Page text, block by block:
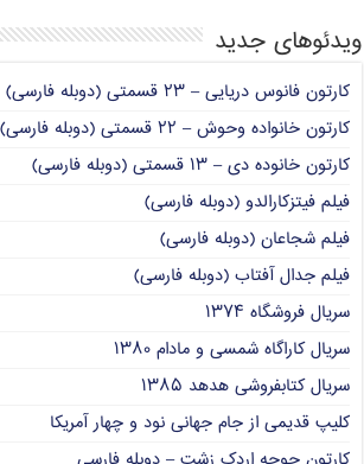
ویدئوهای جدید
کارتون فانوس دریایی – ۲۳ قسمتی (دوبله فارسی)
کارتون خانواده وحوش – ۲۲ قسمتی (دوبله فارسی)
کارتون خانوده دی – ۱۳ قسمتی (دوبله فارسی)
فیلم فیتزکارالدو (دوبله فارسی)
فیلم شجاعان (دوبله فارسی)
فیلم جدال آفتاب (دوبله فارسی)
سریال فروشگاه ۱۳۷۴
سریال کاراگاه شمسی و مادام ۱۳۸۰
سریال کتابفروشی هدهد ۱۳۸۵
کلیپ قدیمی از جام جهانی نود و چهار آمریکا